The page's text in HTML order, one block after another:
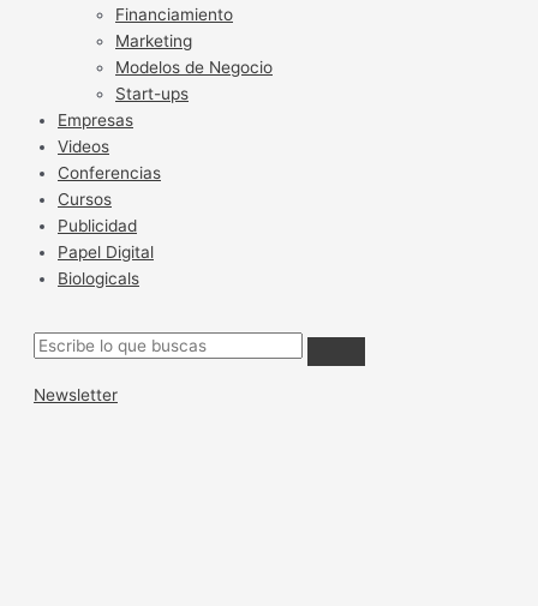
Financiamiento
Marketing
Modelos de Negocio
Start-ups
Empresas
Videos
Conferencias
Cursos
Publicidad
Papel Digital
Biologicals
Newsletter